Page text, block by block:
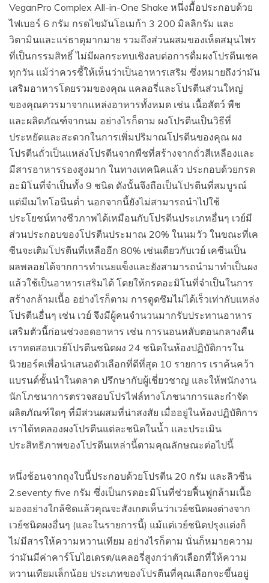
VeganPro Complex All-in-One Shake หนึ่งมื้อประกอบด้วย
ไฟเบอร์ 6 กรัม กรดไขมันโอเมก้า 3 200 มิลลิกรัม และ
วิตามินและแร่ธาตุมากมาย รวมถึงส่วนผสมของเห็ดสมุนไพร
ที่เป็นกรรมสิทธิ์ ไม่มีผลกระทบเชิงลบต่อการดื่มผงโปรตีนเชค
ทุกวัน แม้ว่าควรชี้ให้เห็นว่าเป็นอาหารเสริม ซึ่งหมายถึงว่ามัน
เสริมอาหารโดยรวมของคุณ แคลอรี่และโปรตีนส่วนใหญ่
ของคุณควรมาจากแหล่งอาหารทั้งหมด เช่น เนื้อสัตว์ พืช
และผลิตภัณฑ์จากนม อย่างไรก็ตาม ผงโปรตีนเป็นวิธีที่
ประหยัดและสะดวกในการเพิ่มปริมาณโปรตีนของคุณ ผง
โปรตีนถั่วเป็นแหล่งโปรตีนจากพืชที่สร้างจากถั่วสีเหลืองและ
มีสารอาหารรองสูงมาก ในทางเทคนิคแล้ว ประกอบด้วยกรด
อะมิโนที่จำเป็นทั้ง 9 ชนิด ดังนั้นจึงถือเป็นโปรตีนที่สมบูรณ์
แต่มีเมไทโอนีนต่ำ นอกจากนี้ยังไม่สามารถนำไปใช้
ประโยชน์ทางชีวภาพได้เหมือนกับโปรตีนประเภทอื่นๆ เวย์มี
ส่วนประกอบของโปรตีนประมาณ 20% ในนมวัว ในขณะที่เค
ซีนจะเติมโปรตีนที่เหลืออีก 80% เช่นเดียวกับเวย์ เคซีนเป็น
ผลพลอยได้จากการทำเนยแข็งและยังสามารถนำมาทำเป็นผง
แล้วใช้เป็นอาหารเสริมได้ โดยให้กรดอะมิโนที่จำเป็นในการ
สร้างกล้ามเนื้อ อย่างไรก็ตาม การดูดซึมไม่ได้เร็วเท่ากับแหล่ง
โปรตีนอื่นๆ เช่น เวย์ จึงมีผู้คนจำนวนมากรับประทานอาหาร
เสริมตัวนี้ก่อนช่วงอดอาหาร เช่น การนอนหลับตอนกลางคืน
เราทดสอบเวย์โปรตีนชนิดผง 24 ชนิดในห้องปฏิบัติการใน
นิวยอร์คเพื่อนำเสนอตัวเลือกที่ดีที่สุด 10 รายการ เราค้นคว้า
แบรนด์ชั้นนำในตลาด ปรึกษากับผู้เชี่ยวชาญ และให้พนักงาน
นักโภชนาการตรวจสอบโปรไฟล์ทางโภชนาการและกำจัด
ผลิตภัณฑ์ใดๆ ที่มีส่วนผสมที่น่าสงสัย เมื่ออยู่ในห้องปฏิบัติการ
เราได้ทดลองผงโปรตีนแต่ละชนิดในน้ำ และประเมิน
ประสิทธิภาพของโปรตีนเหล่านี้ตามคุณลักษณะต่อไปนี้
หนึ่งช้อนจากถุงใบนี้ประกอบด้วยโปรตีน 20 กรัม และลิวซีน
2.seventy five กรัม ซึ่งเป็นกรดอะมิโนที่ช่วยฟื้นฟูกล้ามเนื้อ
มองอย่างใกล้ชิดแล้วคุณจะสังเกตเห็นว่าเวย์ชนิดผงต่างจาก
เวย์ชนิดผงอื่นๆ (และในรายการนี้) แม้แต่เวย์ชนิดปรุงแต่งก็
ไม่มีสารให้ความหวานเทียม อย่างไรก็ตาม นั่นก็หมายความ
ว่ามันมีค่าคาร์โบไฮเดรต/แคลอรี่สูงกว่าตัวเลือกที่ให้ความ
หวานเทียมเล็กน้อย ประเภทของโปรตีนที่คุณเลือกจะขึ้นอยู่